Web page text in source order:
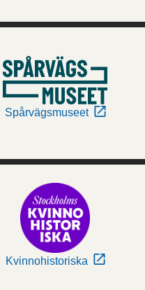
Spårvägsmuseet
Kvinnohistoriska